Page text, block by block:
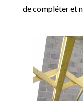
de compléter et